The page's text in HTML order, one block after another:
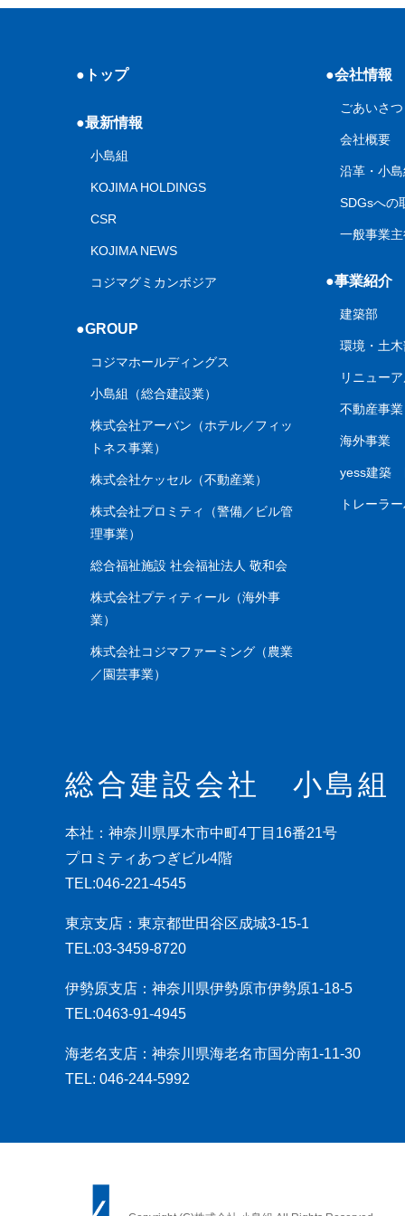
●トップ
●最新情報
小島組
KOJIMA HOLDINGS
CSR
KOJIMA NEWS
コジマグミカンボジア
●GROUP
コジマホールディングス
小島組（総合建設業）
株式会社アーバン（ホテル／フィッ
トネス事業）
株式会社ケッセル（不動産業）
株式会社プロミティ（警備／ビル管
理事業）
総合福祉施設 社会福祉法人 敬和会
株式会社プティティール（海外事
業）
株式会社コジマファーミング（農業
／園芸事業）
●会社情報
ごあいさつ
会社概要
沿革・小
SDGsへの
一般事業
●事業紹介
建築部
環境・土
リニュー
不動産事
海外事業
yess建築
トレーラ
総合建設会社 小島組
本社：神奈川県厚木市中町4丁目16番21号
プロミティあつぎビル4階
TEL:046-221-4545
東京支店：東京都世田谷区成城3-15-1
TEL:03-3459-8720
伊勢原支店：神奈川県伊勢原市伊勢原1-18-5
TEL:0463-91-4945
海老名支店：神奈川県海老名市国分南1-11-30
TEL: 046-244-5992